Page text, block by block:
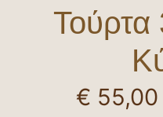
Τούρτα
€ 55,00